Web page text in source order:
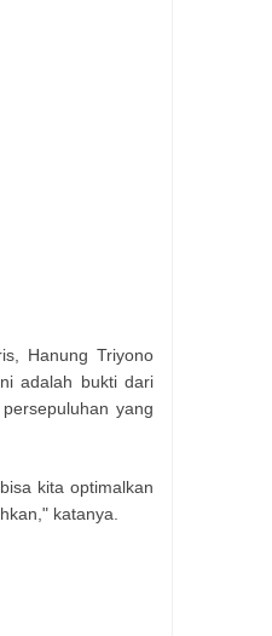
Hanung Triyono
adalah bukti dari
yang
kita optimalkan
katanya.